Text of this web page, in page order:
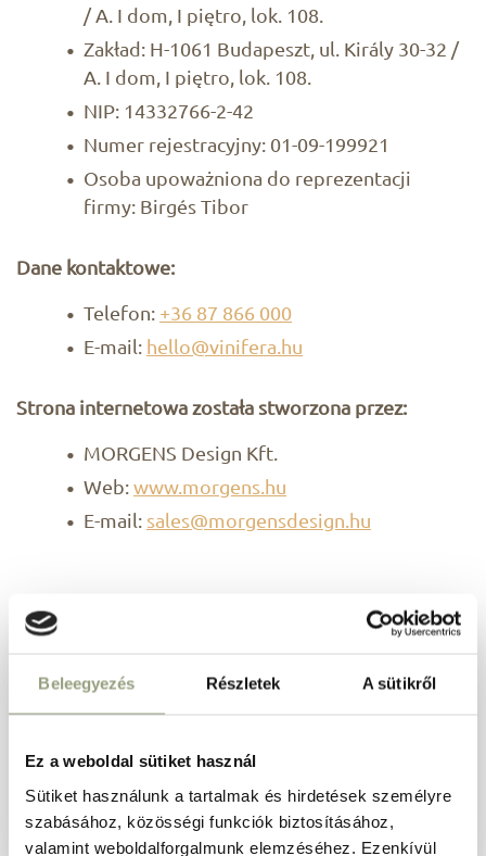
Beleegyezés Részletek A sütikről
Ez a weboldal sütiket használ
Sütiket használunk a tartalmak és hirdetések személyre
szabásához, közösségi funkciók biztosításához,
valamint weboldalforgalmunk elemzéséhez. Ezenkívül
/ A. I dom, I piętro, lok. 108.
Zakład: H-1061 Budapeszt, ul. Király 30-32 /
A. I dom, I piętro, lok. 108.
NIP: 14332766-2-42
Numer rejestracyjny: 01-09-199921
Osoba upoważniona do reprezentacji
firmy: Birgés Tibor
Dane kontaktowe:
Telefon: +36 87 866 000
E-mail: hello@vinifera.hu
Strona internetowa została stworzona przez:
MORGENS Design Kft.
Web:www.morgens.hu
E-mail: sales@morgensdesign.hu
Doświadcz najwyższego relaksu i skorzystaj ze
DOŁĄCZĘ